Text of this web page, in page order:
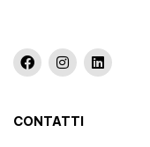
CONTATTI